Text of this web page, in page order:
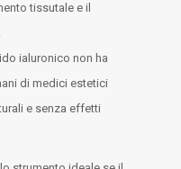
tissutale e il
ialuronico non ha
di medici estetici
e senza effetti